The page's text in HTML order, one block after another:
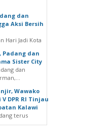
dan
Aksi Bersih
Hari Jadi Kota
Padang dan
Sister City
dan
Wawako
DPR RI Tinjau
Kalawi
terus